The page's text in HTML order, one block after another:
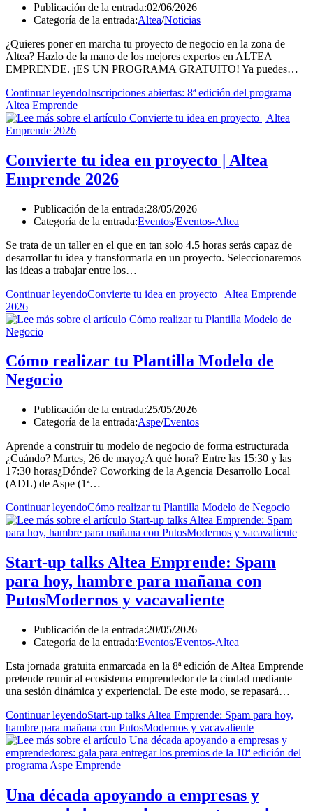
Publicación de la entrada:02/06/2026
Categoría de la entrada:Altea/Noticias
¿Quieres poner en marcha tu proyecto de negocio en la zona de
Altea? Hazlo de la mano de los mejores expertos en ALTEA
EMPRENDE. ¡ES UN PROGRAMA GRATUITO! Ya puedes…
Continuar leyendoInscripciones abiertas: 8ª edición del programa
Altea Emprende
Convierte tu idea en proyecto | Altea
Emprende 2026
Publicación de la entrada:28/05/2026
Categoría de la entrada:Eventos/Eventos-Altea
Se trata de un taller en el que en tan solo 4.5 horas serás capaz de
desarrollar tu idea y transformarla en un proyecto. Seleccionaremos
las ideas a trabajar entre los…
Continuar leyendoConvierte tu idea en proyecto | Altea Emprende
2026
Cómo realizar tu Plantilla Modelo de
Negocio
Publicación de la entrada:25/05/2026
Categoría de la entrada:Aspe/Eventos
Aprende a construir tu modelo de negocio de forma estructurada
¿Cuándo? Martes, 26 de mayo¿A qué hora? Entre las 15:30 y las
17:30 horas¿Dónde? Coworking de la Agencia Desarrollo Local
(ADL) de Aspe (1ª…
Continuar leyendoCómo realizar tu Plantilla Modelo de Negocio
Start-up talks Altea Emprende: Spam
para hoy, hambre para mañana con
PutosModernos y vacavaliente
Publicación de la entrada:20/05/2026
Categoría de la entrada:Eventos/Eventos-Altea
Esta jornada gratuita enmarcada en la 8ª edición de Altea Emprende
pretende reunir al ecosistema emprendedor de la ciudad mediante
una sesión dinámica y experiencial. De este modo, se repasará…
Continuar leyendoStart-up talks Altea Emprende: Spam para hoy,
hambre para mañana con PutosModernos y vacavaliente
Una década apoyando a empresas y